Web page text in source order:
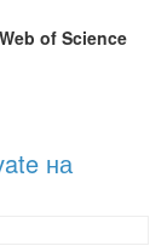
of Science
на